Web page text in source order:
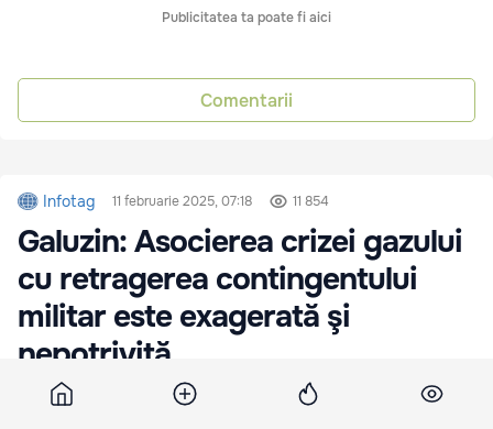
Publicitatea ta poate fi aici
Comentarii
Infotag 11 februarie 2025, 07:18 11 854
Galuzin: Asocierea crizei gazului
cu retragerea contingentului
militar este exagerată şi
nepotrivită
Viceministrul rus de Externe, Mihail Galuzin, a